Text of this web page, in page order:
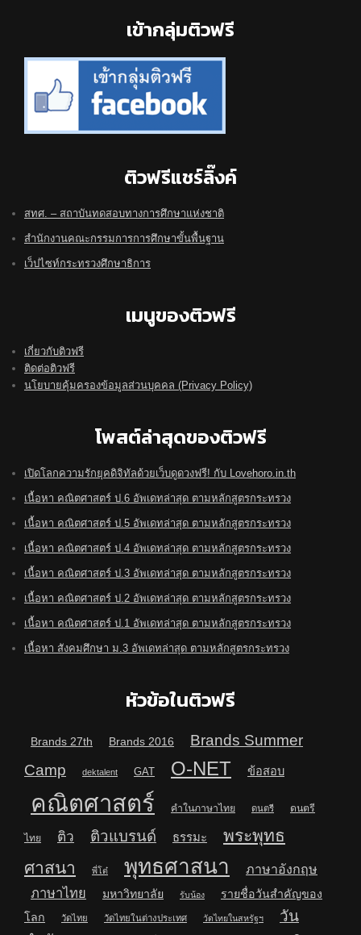
เข้ากลุ่มติวฟรี
ติวฟรีแชร์ลิ๊งค์
สทศ. – สถาบันทดสอบทางการศึกษาแห่งชาติ
สำนักงานคณะกรรมการการศึกษาขั้นพื้นฐาน
เว็ปไซท์กระทรวงศึกษาธิการ
เมนูของติวฟรี
เกี่ยวกับติวฟรี
ติดต่อติวฟรี
นโยบายคุ้มครองข้อมูลส่วนบุคคล (Privacy Policy)
โพสต์ล่าสุดของติวฟรี
เปิดโลกความรักยุคดิจิทัลด้วยเว็บดูดวงฟรี! กับ Lovehoro.in.th
เนื้อหา คณิตศาสตร์ ป.6 อัพเดทล่าสุด ตามหลักสูตรกระทรวง
เนื้อหา คณิตศาสตร์ ป.5 อัพเดทล่าสุด ตามหลักสูตรกระทรวง
เนื้อหา คณิตศาสตร์ ป.4 อัพเดทล่าสุด ตามหลักสูตรกระทรวง
เนื้อหา คณิตศาสตร์ ป.3 อัพเดทล่าสุด ตามหลักสูตรกระทรวง
เนื้อหา คณิตศาสตร์ ป.2 อัพเดทล่าสุด ตามหลักสูตรกระทรวง
เนื้อหา คณิตศาสตร์ ป.1 อัพเดทล่าสุด ตามหลักสูตรกระทรวง
เนื้อหา สังคมศึกษา ม.3 อัพเดทล่าสุด ตามหลักสูตรกระทรวง
หัวข้อในติวฟรี
Brands 27th Brands 2016
Brands Summer
Camp
dektalent GAT O-NET ข้อสอบ
คณิตศาสตร์ คำในภาษาไทย ดนตรี ดนตรี
ไทย ติว ติวแบรนด์ ธรรมะ
พระพุทธ
ศาสนา
พี่โต๋ พุทธศาสนา ภาษาอังกฤษ
ภาษาไทย มหาวิทยาลัย รับน้อง
รายชื่อวันสำคัญของ
โลก
วัดไทย วัดไทยในต่างประเทศ วัดไทยในสหรัฐฯ
วัน